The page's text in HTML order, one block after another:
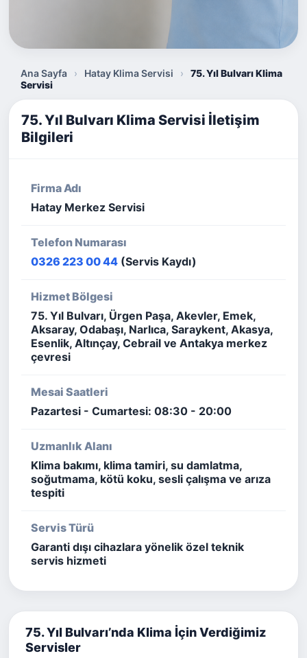
Ana Sayfa › Hatay Klima Servisi ›
75. Yıl Bulvarı Klima
Servisi
75. Yıl Bulvarı Klima Servisi İletişim
Bilgileri
Firma Adı
Hatay Merkez Servisi
Telefon Numarası
0326 223 00 44 (Servis Kaydı)
Hizmet Bölgesi
75. Yıl Bulvarı, Ürgen Paşa, Akevler, Emek,
Aksaray, Odabaşı, Narlıca, Saraykent, Akasya,
Esenlik, Altınçay, Cebrail ve Antakya merkez
çevresi
Mesai Saatleri
Pazartesi - Cumartesi: 08:30 - 20:00
Uzmanlık Alanı
Klima bakımı, klima tamiri, su damlatma,
soğutmama, kötü koku, sesli çalışma ve arıza
tespiti
Servis Türü
Garanti dışı cihazlara yönelik özel teknik
servis hizmeti
75. Yıl Bulvarı’nda Klima İçin Verdiğimiz
Servisler